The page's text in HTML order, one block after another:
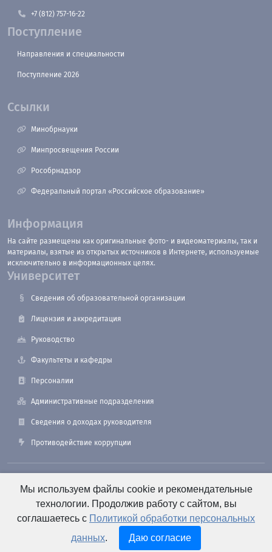
+7 (812) 757-16-22
Поступление
Направления и специальности
Поступление 2026
Ссылки
Минобрнауки
Минпросвещения России
Рособрнадзор
Федеральный портал «Российское образование»
Информация
На сайте размещены как оригинальные фото- и видеоматериалы, так и
материалы, взятые из открытых источников в Интернете, используемые
исключительно в информационных целях.
Университет
Сведения об образовательной организации
Лицензия и аккредитация
Руководство
Факультеты и кафедры
Персоналии
Административные подразделения
Сведения о доходах руководителя
Противодействие коррупции
190121, Санкт-Петербург, ул. Лоцманская, 3
+7 (812) 495-26-48 Оперативный дежурный
e-mail: office@smtu.ru
Мы используем файлы cookie и рекомендательные
технологии. Продолжив работу с сайтом, вы
соглашаетесь с Политикой обработки персональных
данных. Даю согласие